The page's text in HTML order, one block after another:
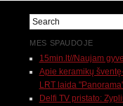
MES SPAUDOJE
15min.lt//Naujam
Apie keramikų
LRT laida
Delfi TV pristato: